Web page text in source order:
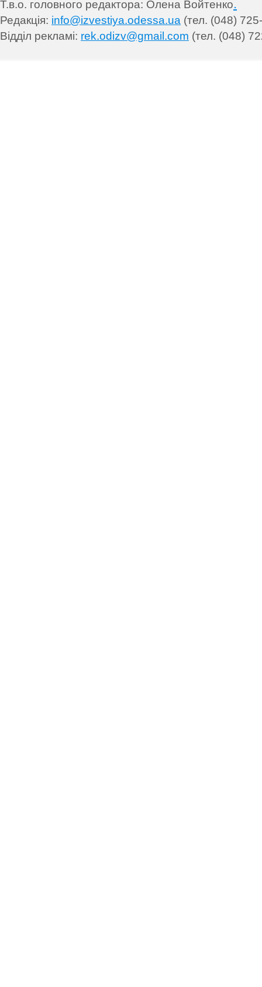
Т.в.о. головного редактора: Олена Войтенко.
Редакція: info@izvestiya.odessa.ua (тел. (048)
Відділ рекламі: rek.odizv@gmail.com (тел. (048)